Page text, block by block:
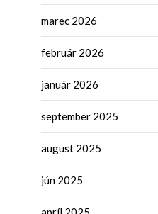
marec 2026
február 2026
január 2026
september 2025
august 2025
jún 2025